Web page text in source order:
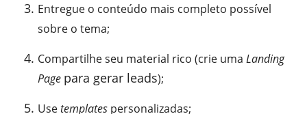
Entregue o conteúdo mais completo possível
sobre o tema;
Compartilhe seu material rico (crie uma Landing
Page para gerar leads);
Usetemplates personalizadas;